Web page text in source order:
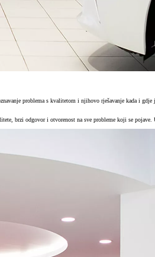
problema s kvalitetom i njihovo rješavanje kada i gdje
brzi odgovor i otvorenost na sve probleme koji se pojave.